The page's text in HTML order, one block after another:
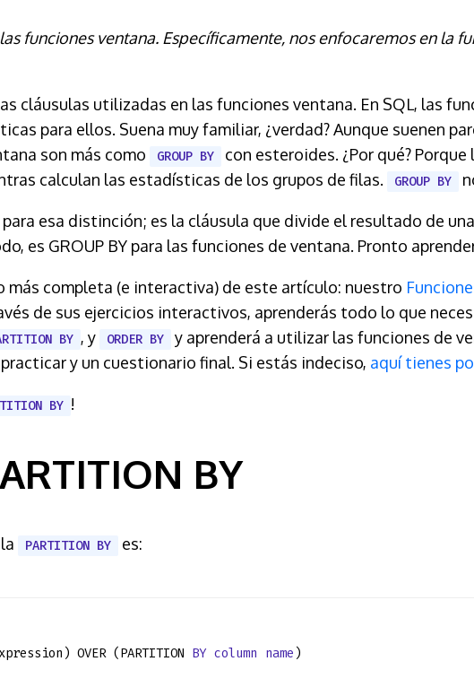
funciones ventana. Específicamente, nos enfocaremos en la
cláusulas utilizadas en las funciones ventana. En SQL, las
para ellos. Suena muy familiar, ¿verdad? Aunque suenen
son más como
GROUP BY
con esteroides. ¿Por qué?
calculan las estadísticas de los grupos de filas.
GROUP BY
para esa distinción; es la cláusula que divide el resultado de
es GROUP BY para las funciones de ventana. Pronto
más completa (e interactiva) de este artículo: nuestro
de sus ejercicios interactivos, aprenderás todo lo que
BY , y ORDER BY
y aprenderá a utilizar las funciones de
y un cuestionario final. Si estás indeciso, aquí tienes
BY !
BY
PARTITION BY es:
OVER (PARTITION BY column name )